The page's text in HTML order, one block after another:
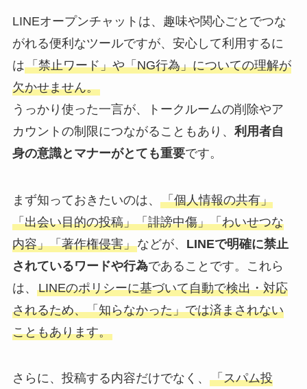
LINEオープンチャットは、趣味や関心ごとでつな
がれる便利なツールですが、安心して利用するに
は「禁止ワード」や「NG行為」についての理解が
欠かせません。
うっかり使った一言が、トークルームの削除やア
カウントの制限につながることもあり、 利用者自
身の意識とマナーがとても重要です。
まず知っておきたいのは、 「個人情報の共有」
「出会い目的の投稿」「誹謗中傷」「わいせつな
内容」「著作権侵害」などが、 LINEで明確に禁止
されているワードや行為であることです。これら
は、 LINEのポリシーに基づいて自動で検出・対応
されるため、「知らなかった」では済まされない
こともあります。
さらに、投稿する内容だけでなく、 「スパム投